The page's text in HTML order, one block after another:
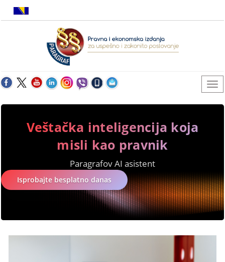
Veštačka inteligencija koja
misli kao pravnik
Paragrafov AI asistent
Isprobajte besplatno danas